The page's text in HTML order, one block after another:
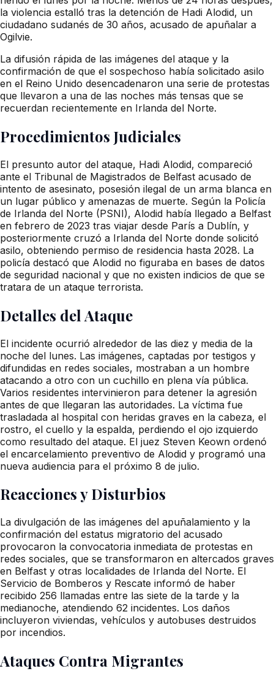
la violencia estalló tras la detención de Hadi Alodid, un
ciudadano sudanés de 30 años, acusado de apuñalar a
Ogilvie.
La difusión rápida de las imágenes del ataque y la
confirmación de que el sospechoso había solicitado asilo
en el Reino Unido desencadenaron una serie de protestas
que llevaron a una de las noches más tensas que se
recuerdan recientemente en Irlanda del Norte.
Procedimientos Judiciales
El presunto autor del ataque, Hadi Alodid, compareció
ante el Tribunal de Magistrados de Belfast acusado de
intento de asesinato, posesión ilegal de un arma blanca en
un lugar público y amenazas de muerte. Según la Policía
de Irlanda del Norte (PSNI), Alodid había llegado a Belfast
en febrero de 2023 tras viajar desde París a Dublín, y
posteriormente cruzó a Irlanda del Norte donde solicitó
asilo, obteniendo permiso de residencia hasta 2028. La
policía destacó que Alodid no figuraba en bases de datos
de seguridad nacional y que no existen indicios de que se
tratara de un ataque terrorista.
Detalles del Ataque
El incidente ocurrió alrededor de las diez y media de la
noche del lunes. Las imágenes, captadas por testigos y
difundidas en redes sociales, mostraban a un hombre
atacando a otro con un cuchillo en plena vía pública.
Varios residentes intervinieron para detener la agresión
antes de que llegaran las autoridades. La víctima fue
trasladada al hospital con heridas graves en la cabeza, el
rostro, el cuello y la espalda, perdiendo el ojo izquierdo
como resultado del ataque. El juez Steven Keown ordenó
el encarcelamiento preventivo de Alodid y programó una
nueva audiencia para el próximo 8 de julio.
Reacciones y Disturbios
La divulgación de las imágenes del apuñalamiento y la
confirmación del estatus migratorio del acusado
provocaron la convocatoria inmediata de protestas en
redes sociales, que se transformaron en altercados graves
en Belfast y otras localidades de Irlanda del Norte. El
Servicio de Bomberos y Rescate informó de haber
recibido 256 llamadas entre las siete de la tarde y la
medianoche, atendiendo 62 incidentes. Los daños
incluyeron viviendas, vehículos y autobuses destruidos
por incendios.
Ataques Contra Migrantes